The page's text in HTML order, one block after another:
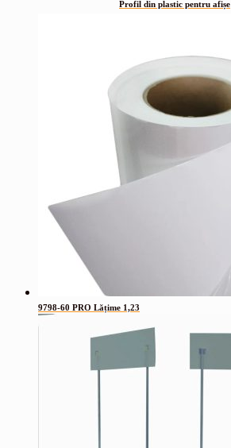
Profil din plastic pentru afișe
9798-60 PRO Lățime 1,23